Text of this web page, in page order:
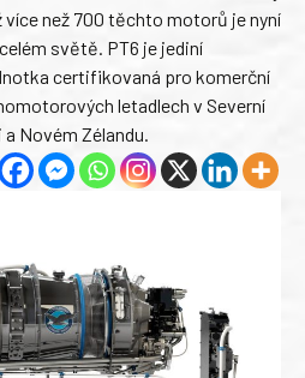
více než 700 těchto motorů je nyní
světě. PT6 je jediní
certifikovaná pro komerční
letadlech v Severní
Novém Zélandu.